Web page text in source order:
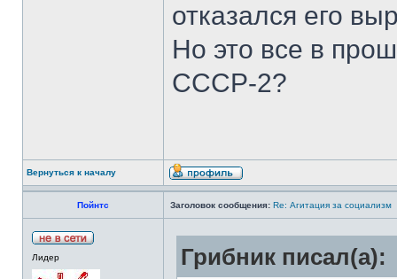
отказался его
Но это все в
СССР-2?
Вернуться к началу
Пойнтс Заголовок сообщения: Re: Агитация за социализм
Лидер Грибник писал(а):